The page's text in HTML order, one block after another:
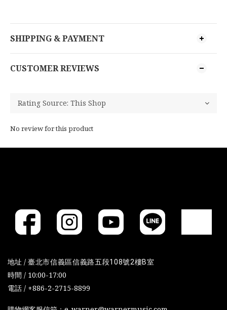
SHIPPING & PAYMENT
CUSTOMER REVIEWS
No review for this product
地址 / 臺北市信義區信義路五段108號2樓B室
時間 / 10:00-17:00
電話 / +886-2-2715-8899